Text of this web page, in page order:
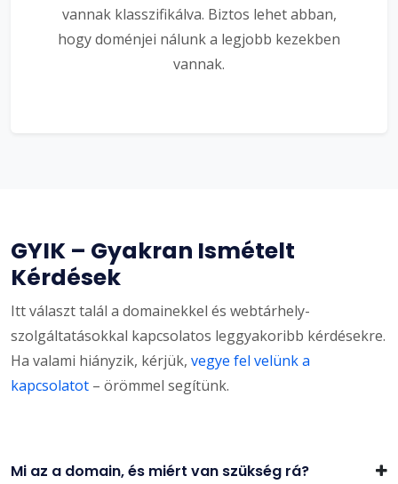
vannak klasszifikálva. Biztos lehet abban,
hogy doménjei nálunk a legjobb kezekben
vannak.
GYIK – Gyakran Ismételt
Kérdések
Itt választ talál a domainekkel és webtárhely-
szolgáltatásokkal kapcsolatos leggyakoribb kérdésekre.
Ha valami hiányzik, kérjük, vegye fel velünk a
kapcsolatot – örömmel segítünk.
Mi az a domain, és miért van szükség rá?